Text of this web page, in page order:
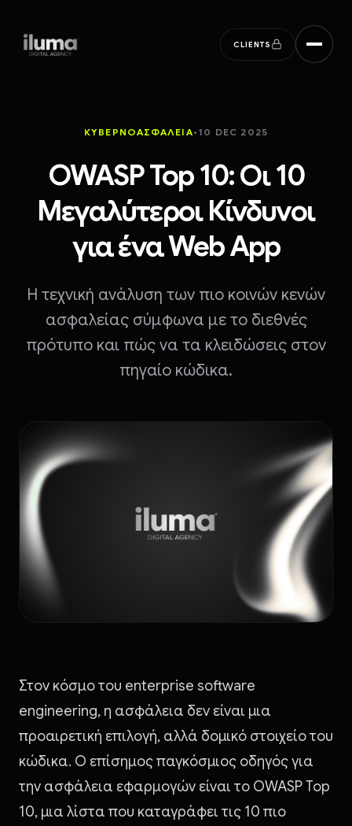
CLIENTS
ΚΥΒΕΡΝΟΑΣΦΆΛΕΙΑ• 10 DEC 2025
OWASP Top 10: Οι 10
Μεγαλύτεροι Κίνδυνοι
για ένα Web App
Η τεχνική ανάλυση των πιο κοινών κενών
ασφαλείας σύμφωνα με το διεθνές
πρότυπο και πώς να τα κλειδώσεις στον
πηγαίο κώδικα.
Στον κόσμο του enterprise software
engineering, η ασφάλεια δεν είναι μια
προαιρετική επιλογή, αλλά δομικό στοιχείο του
κώδικα. Ο επίσημος παγκόσμιος οδηγός για
την ασφάλεια εφαρμογών είναι το OWASP Top
10, μια λίστα που καταγράφει τις 10 πιο